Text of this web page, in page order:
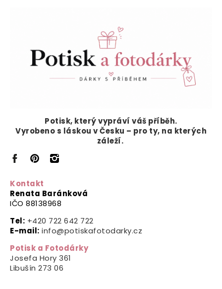
Potisk, který vyprávíváš příběh.
Vyrobeno s láskou v Česku – pro ty, na kterých
záleží.
Kontakt
Renata Baránková
IČO 88138968
Tel: +420 722 642 722
E-mail: info@potiskafotodarky.cz
Potisk a Fotodárky
Josefa Hory 361
Libušín 273 06